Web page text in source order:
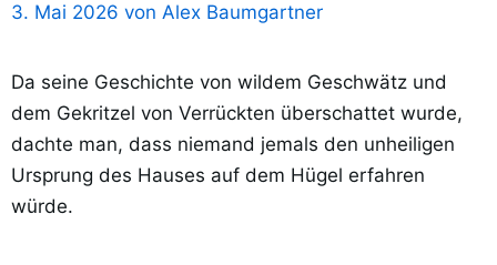
3. Mai 2026 von Alex Baumgartner
Da seine Geschichte von wildem Geschwätz und
dem Gekritzel von Verrückten überschattet wurde,
dachte man, dass niemand jemals den unheiligen
Ursprung des Hauses auf dem Hügel erfahren
würde.